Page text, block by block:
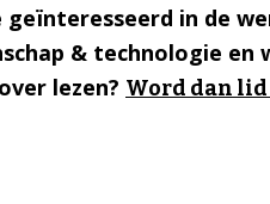
geïnteresseerd in de
& technologie en
lezen? Word dan lid